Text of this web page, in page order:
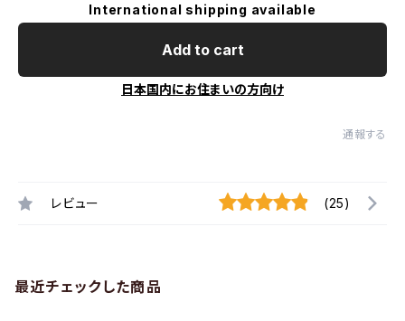
International shipping available
Add to cart
日本国内にお住まいの方向け
通報する
レビュー (25)
最近チェックした商品